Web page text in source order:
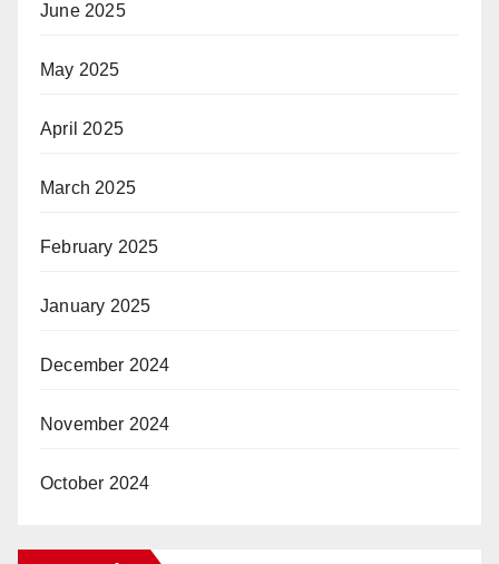
June 2025
May 2025
April 2025
March 2025
February 2025
January 2025
December 2024
November 2024
October 2024